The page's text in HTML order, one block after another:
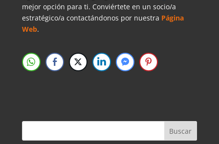
mejor opción para ti. Conviértete en un socio/a
estratégico/a contactándonos por nuestra Página
Web.